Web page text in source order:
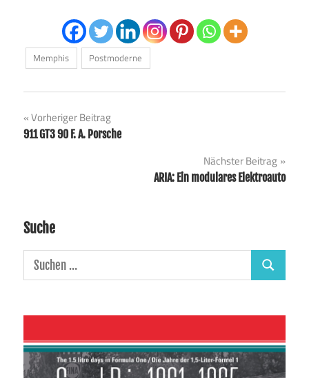
Memphis Postmoderne
Beitragsnavigation
Vorheriger Beitrag
911 GT3 90 F. A. Porsche
Nächster Beitrag
ARIA: Ein modulares Elektroauto
Suche
Suchen
nach:
Suchen